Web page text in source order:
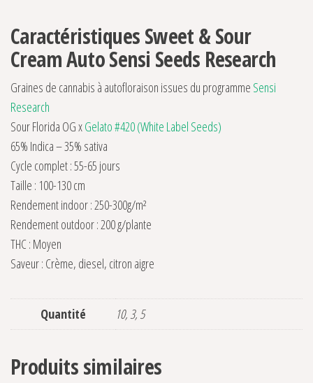
Caractéristiques Sweet & Sour
Cream Auto Sensi Seeds Research
Graines de cannabis à autofloraison issues du programme Sensi
Research
Sour Florida OG xGelato #420 (White Label Seeds)
65% Indica – 35% sativa
Cycle complet : 55-65 jours
Taille : 100-130 cm
Rendement indoor : 250-300g/m²
Rendement outdoor : 200 g/plante
THC : Moyen
Saveur : Crème, diesel, citron aigre
Quantité 10, 3, 5
Produits similaires